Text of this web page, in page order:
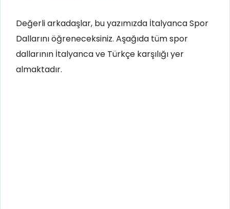
Değerli arkadaşlar, bu yazımızda İtalyanca Spor
Dallarını öğreneceksiniz. Aşağıda tüm spor
dallarının İtalyanca ve Türkçe karşılığı yer
almaktadır.